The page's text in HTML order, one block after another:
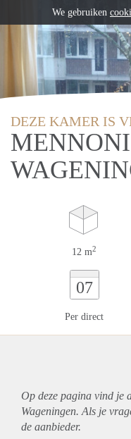
DEZE KAMER IS
12 m2
07
Per direct
Op deze pagina vind je
Wageningen. Als je
de aanbieder.
We gebruiken